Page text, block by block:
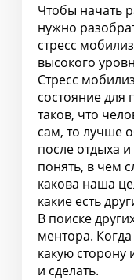
Чтобы начать
нужно
стресс
высокого
Стресс
состояние для
таков, что
сам, то лучше
после отдыха
понять, в чем
какова наша
какие есть
В поиске
ментора.
какую сторону
и сделать.